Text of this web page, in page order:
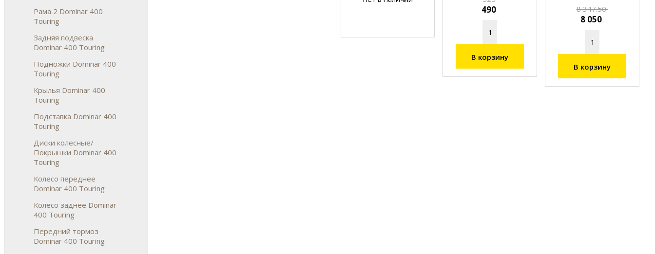
Рама 2 Dominar 400
Touring
Задняя подвеска
Dominar 400 Touring
Подножки Dominar 400
Touring
Крылья Dominar 400
Touring
Подставка Dominar 400
Touring
Диски колесные/
Покрышки Dominar 400
Touring
Колесо переднее
Dominar 400 Touring
Колесо заднее Dominar
400 Touring
Передний тормоз
Dominar 400 Touring
490
В корзину
8 347.50
8 050
В корзину